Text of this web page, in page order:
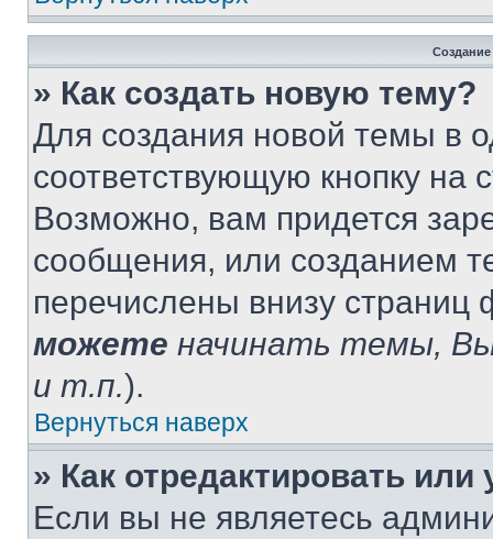
» Как создать новую тему?
Для создания новой темы в
соответствующую кнопку
Возможно, вам придется
сообщения, или созданием
перечислены внизу
можете начинать темы,
и т.п.).
Вернуться наверх
» Как отредактировать
Если вы не являетесь